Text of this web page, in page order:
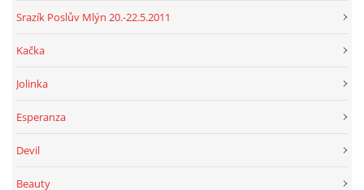
Srazík Poslův Mlýn 20.-22.5.2011
Kačka
Jolinka
Esperanza
Devil
Beauty